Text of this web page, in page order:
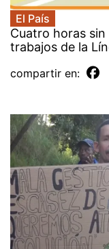
El País
Cuatro horas
trabajos de la
compartir en: